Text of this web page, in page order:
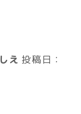
え 投稿日：